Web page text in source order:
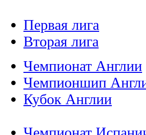
Первая лига
Вторая лига
Чемпионат Англии
Чемпионшип
Кубок Англии